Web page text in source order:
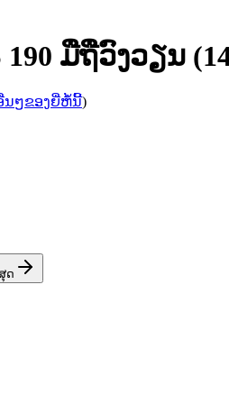
190 ມືຖືວົງວຽນ
ນໆຂອງຍີ່ຫໍ້ນີ້)
ດ